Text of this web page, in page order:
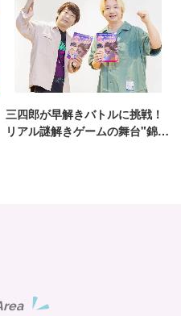
三四郎が早解きバトルに挑戦！
リアル謎解きゲームの舞台"錦糸